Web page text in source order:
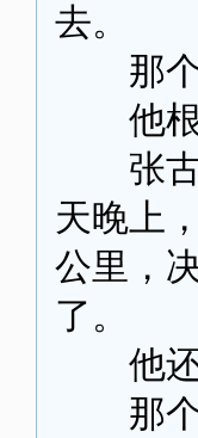
去。
那个
他根
张古
天晚上
公里，
了。
他还
那个